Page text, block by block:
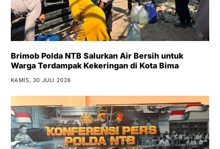
Brimob Polda NTB Salurkan Air Bersih untuk
Warga Terdampak Kekeringan di Kota Bima
KAMIS, 30 JULI 2026